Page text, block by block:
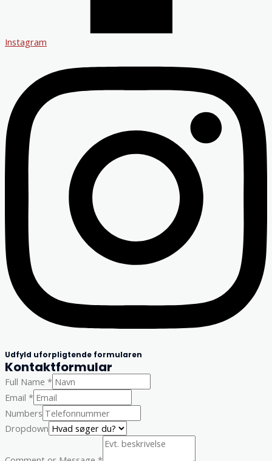
Instagram
Udfyld uforpligtende formularen
Kontaktformular
Full Name *
Email *
Numbers
Dropdown